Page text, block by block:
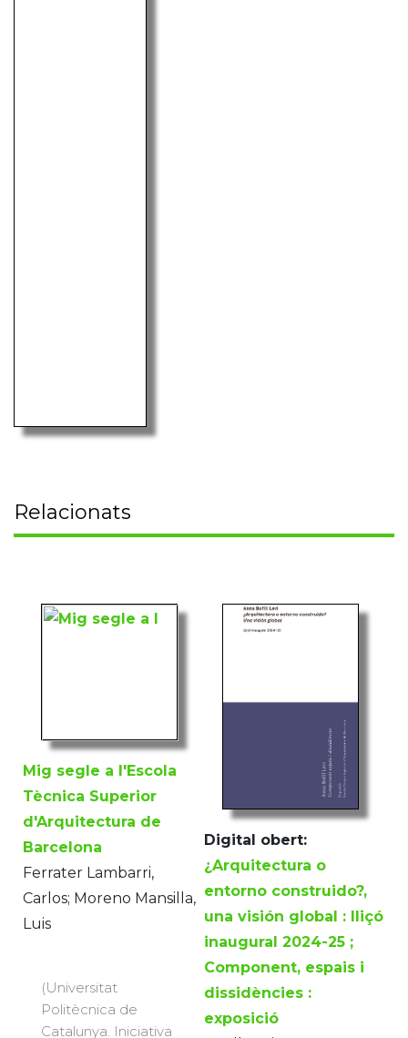
Relacionats
Mig segle a l'Escola
Tècnica Superior
d'Arquitectura de
Barcelona
Ferrater Lambarri,
Carlos; Moreno Mansilla,
Luis
(Universitat
Politècnica de
Catalunya. Iniciativa
Digital obert:
¿Arquitectura o
entorno construido?,
una visión global : lliçó
inaugural 2024-25 ;
Component, espais i
dissidències :
exposició